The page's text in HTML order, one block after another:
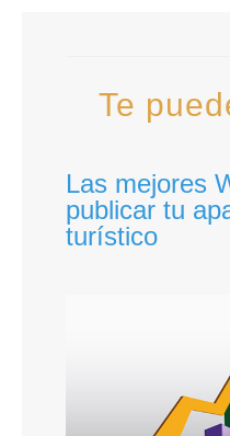
Te
Las mejores
publicar tu
turístico